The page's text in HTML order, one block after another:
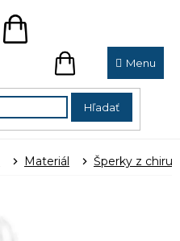
Hľadať
NÁKUPNÝ
NÁKUPNÝ
KOŠÍK
Materiál Šperky z